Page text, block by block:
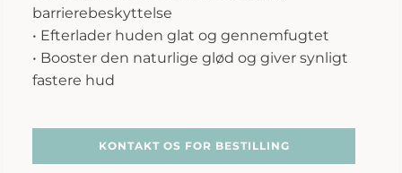
barrierebeskyttelse
• Efterlader huden glat og gennemfugtet
• Booster den naturlige glød og giver synligt
fastere hud
KONTAKT OS FOR BESTILLING